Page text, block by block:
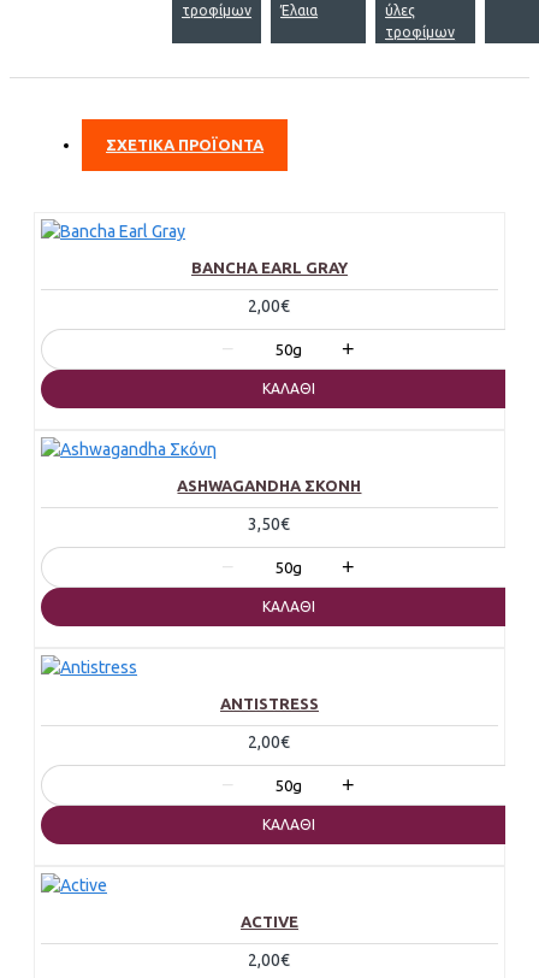
τροφίμων
Έλαια
ύλες
τροφίμων
ΣΧΕΤΙΚΑ ΠΡΟΪΟΝΤΑ
BANCHA EARL GRAY
2,00€
− 50g +
ΚΑΛΆΘΙ
ASHWAGANDHA ΣΚΌΝΗ
3,50€
− 50g +
ΚΑΛΆΘΙ
ANTISTRESS
2,00€
− 50g +
ΚΑΛΆΘΙ
ACTIVE
2,00€